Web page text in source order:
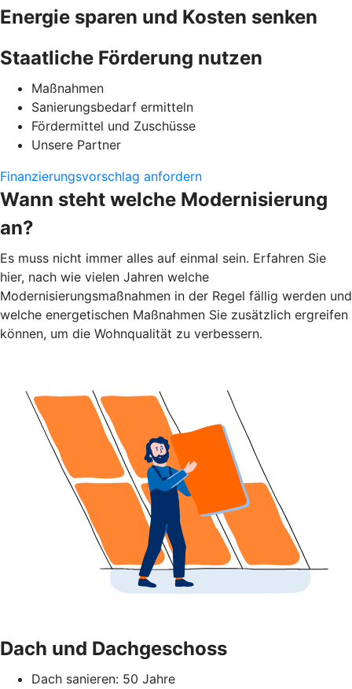
Energie sparen und Kosten senken
Staatliche Förderung nutzen
Maßnahmen
Sanierungsbedarf ermitteln
Fördermittel und Zuschüsse
Unsere Partner
Finanzierungsvorschlag anfordern
Wann steht welche Modernisierung
an?
Es muss nicht immer alles auf einmal sein. Erfahren Sie
hier, nach wie vielen Jahren welche
Modernisierungsmaßnahmen in der Regel fällig werden und
welche energetischen Maßnahmen Sie zusätzlich ergreifen
können, um die Wohnqualität zu verbessern.
Dach und Dachgeschoss
Dach sanieren: 50 Jahre